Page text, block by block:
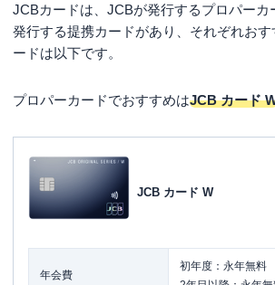
JCBカードは、JCBが発行するプロパーカ
発行する提携カードがあり、それぞれお
ードは以下です。
プロパーカードでおすすめはJCB カード
JCB カード W
年会費
初年度：永年無料